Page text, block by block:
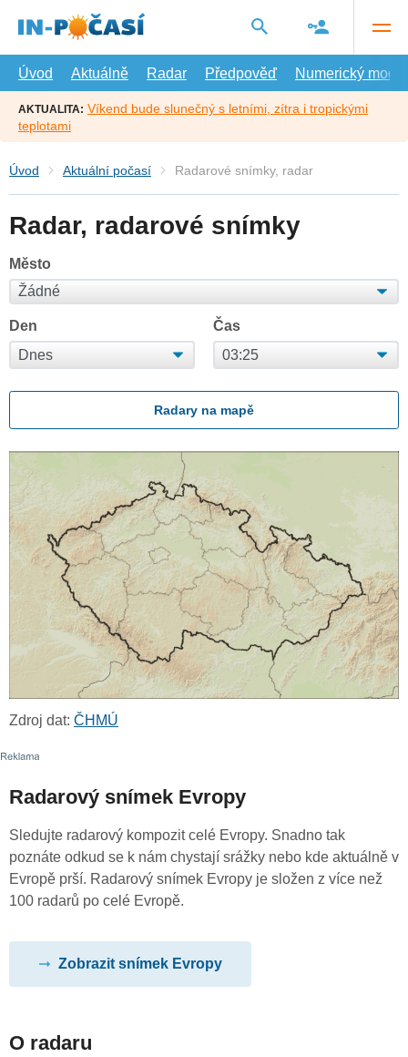
hlavní
Úvod
Aktuálně Radar Předpověď Numerický model
AKTUALITA: Víkend bude slunečný s letními, zítra i tropickými
teplotami
Úvod Aktuální počasí Radarové snímky, radar
Radar, radarové snímky
Město
Den Čas
Radary na mapě
Zdroj dat: ČHMÚ
Radarový snímek Evropy
Sledujte radarový kompozit celé Evropy. Snadno tak
poznáte odkud se k nám chystají srážky nebo kde aktuálně v
Evropě prší. Radarový snímek Evropy je složen z více než
100 radarů po celé Evropě.
Zobrazit snímek Evropy
O radaru